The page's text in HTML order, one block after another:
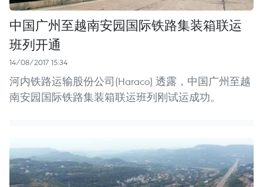
中国广州至越南安园国际铁路集装箱联运
班列开通
14/08/2017 15:34
河内铁路运输股份公司(Haraco) 透露，中国广州至越
南安园国际铁路集装箱联运班列刚试运成功。